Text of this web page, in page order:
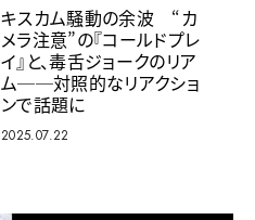
キスカム騒動の余波 “カ
メラ注意”の『コールドプレ
イ』と、毒舌ジョークのリア
ム──対照的なリアクショ
ンで話題に
2025.07.22